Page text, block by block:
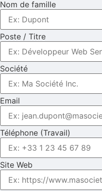
Nom de famille
Poste / Titre
Société
Email
Téléphone (Travail)
Site Web